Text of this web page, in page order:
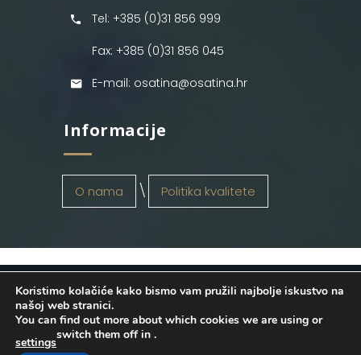
Tel: +385 (0)31 856 999
Fax: +385 (0)31 856 045
E-mail: osatina@osatina.hr
Informacije
O nama Politika kvalitete
OSATINA GRUPA d.o.o. 2026
. Configured
byINFOS Osijek. Sva prava pridržana.
Koristimo kolačiće kako bismo vam pružili najbolje iskustvo na
našoj web stranici.
You can find out more about which cookies we are using or
switch them off in
settings
.